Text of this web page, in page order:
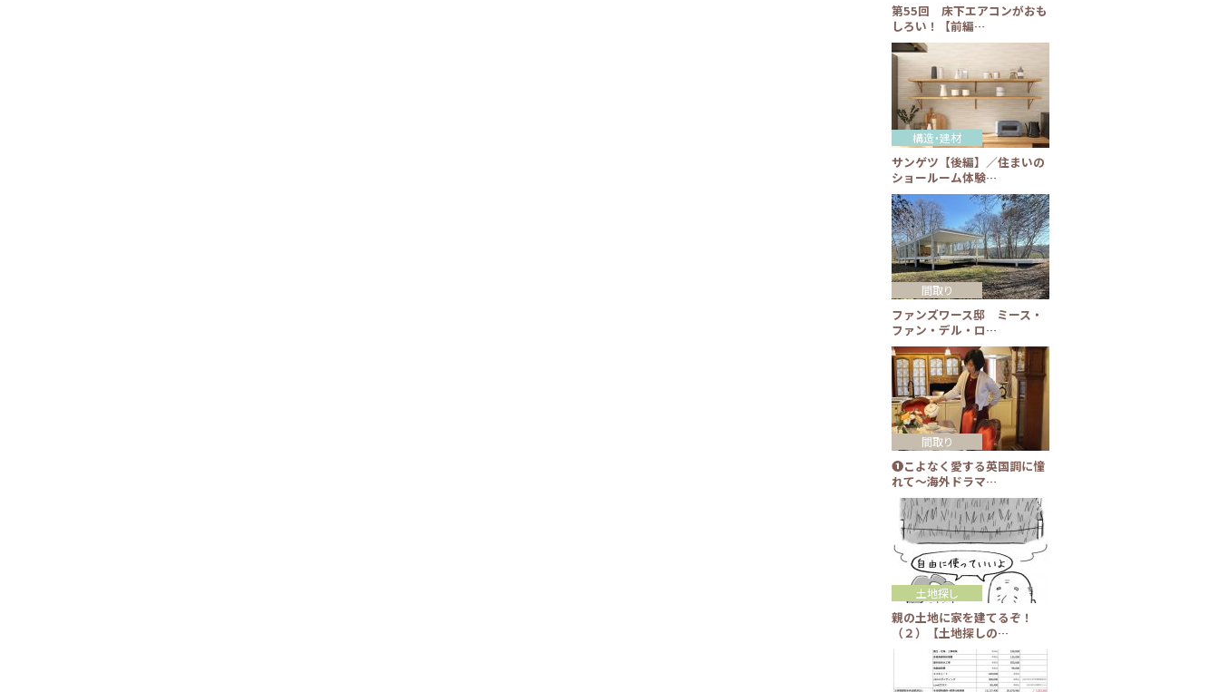
第55回 床下エアコンがおも
しろい！【前編…
サンゲツ【後編】／住まいの
ショールーム体験…
構造・建材
ファンズワース邸 ミース・
ファン・デル・ロ…
間取り
❶こよなく愛する英国調に憧
れて～海外ドラマ…
間取り
親の土地に家を建てるぞ！
（２）【土地探しの…
土地探し